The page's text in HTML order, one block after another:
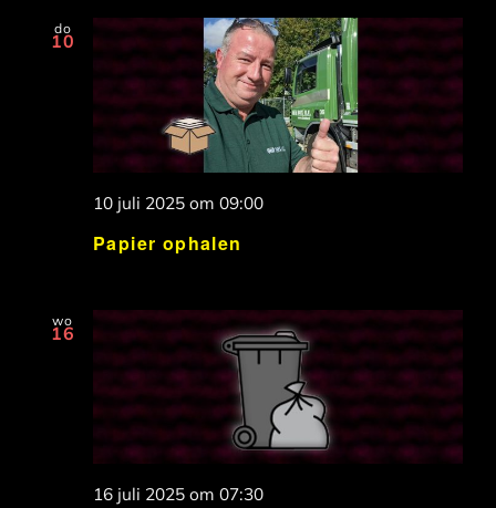
do
10
Papier ophalen
10 juli 2025 om 09:00
wo
16
16 juli 2025 om 07:30